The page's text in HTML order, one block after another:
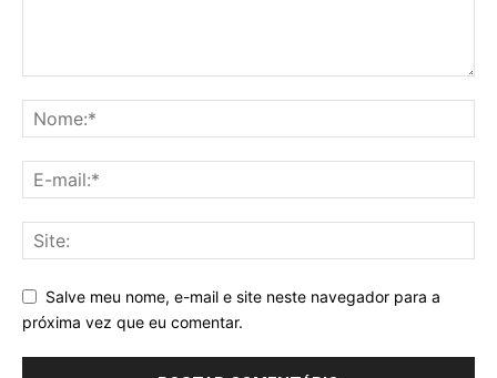
Salve meu nome, e-mail e site neste navegador para a
próxima vez que eu comentar.